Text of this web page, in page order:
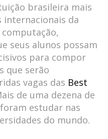
brasileira mais
internacionais da
seus alunos possam
para compor
que serão
vagas das Best
de uma dezena de
estudar nas
do mundo.